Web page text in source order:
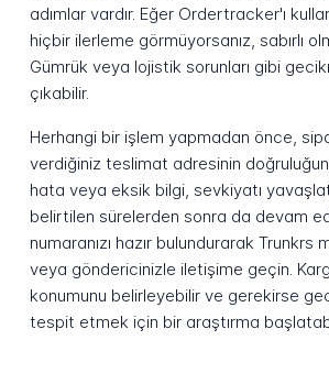
adımlar vardır. Eğer Ordertracker'ı
hiçbir ilerleme görmüyorsanız, sabırlı
Gümrük veya lojistik sorunları gibi
çıkabilir.
Herhangi bir işlem yapmadan önce,
verdiğiniz teslimat adresinin
hata veya eksik bilgi, sevkiyatı
belirtilen sürelerden sonra da devam
numaranızı hazır bulundurarak Trunkrs
veya göndericinizle iletişime geçin.
konumunu belirleyebilir ve gerekirse
tespit etmek için bir araştırma